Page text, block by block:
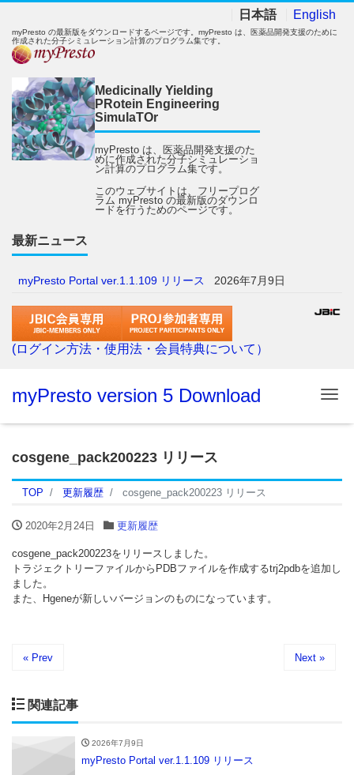
日本語 English
myPresto の最新版をダウンロードするページです。myPresto は、医薬品開発支援のために
作成された分子シミュレーション計算のプログラム集です。
Medicinally Yielding
PRotein Engineering
SimulaTOr
myPresto は、医薬品開発支援のた
めに作成された分子シミュレーショ
ン計算のプログラム集です。
このウェブサイトは、フリープログ
ラム myPresto の最新版のダウンロ
ードを行うためのページです。
最新ニュース
myPresto Portal ver.1.1.109 リリース 2026年7月9日
(ログイン方法・使用法・会員特典について）
myPresto version 5 Download
cosgene_pack200223 リリース
TOP 更新履歴 cosgene_pack200223 リリース
2020年2月24日 更新履歴
cosgene_pack200223をリリースしました。
トラジェクトリーファイルからPDBファイルを作成するtrj2pdbを追加し
ました。
また、Hgeneが新しいバージョンのものになっています。
« Prev Next »
関連記事
2026年7月9日
myPresto Portal ver.1.1.109 リリース